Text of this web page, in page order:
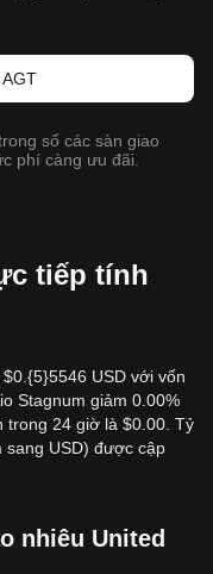
số các sàn giao
phí càng ưu đãi.
tiếp tính
USD với vốn
Stagnum giảm 0.00%
trong 24 giờ là $0.00. Tỷ
sang USD) được cập
nhiêu United